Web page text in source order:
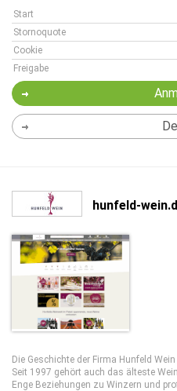
Start
Stornoquote
Cookie
Freigabe
hunfeld-
Die Geschichte der Firma Hunfeld
Seit 1997 gehört auch das älteste
Enge Beziehungen zu Winzern und